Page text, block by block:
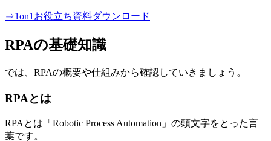
⇒1on1お役立ち資料ダウンロード
RPAの基礎知識
では、RPAの概要や仕組みから確認していきましょう。
RPAとは
RPAとは「Robotic Process Automation」の頭文字をとった言
葉です。